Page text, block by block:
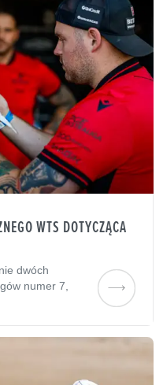
WTS DOTYCZĄCA
dwóch
numer 7,